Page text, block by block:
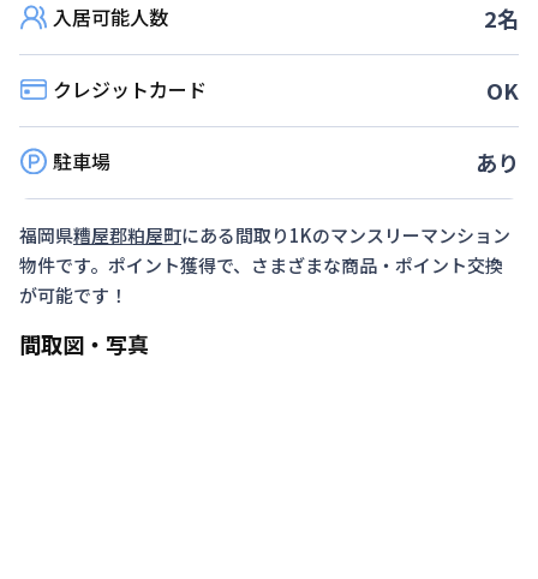
入居可能人数 2名
クレジットカード OK
駐車場 あり
福岡県糟屋郡粕屋町にある間取り1Kのマンスリーマンション
物件です。ポイント獲得で、さまざまな商品・ポイント交換
が可能です！
間取図・写真